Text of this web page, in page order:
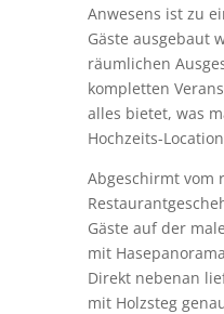
Anwesens ist zu
Gäste ausgebaut
räumlichen
kompletten
alles bietet, was
Hochzeits-
Abgeschirmt vom
Gäste auf der
mit
Direkt nebenan
mit Holzsteg